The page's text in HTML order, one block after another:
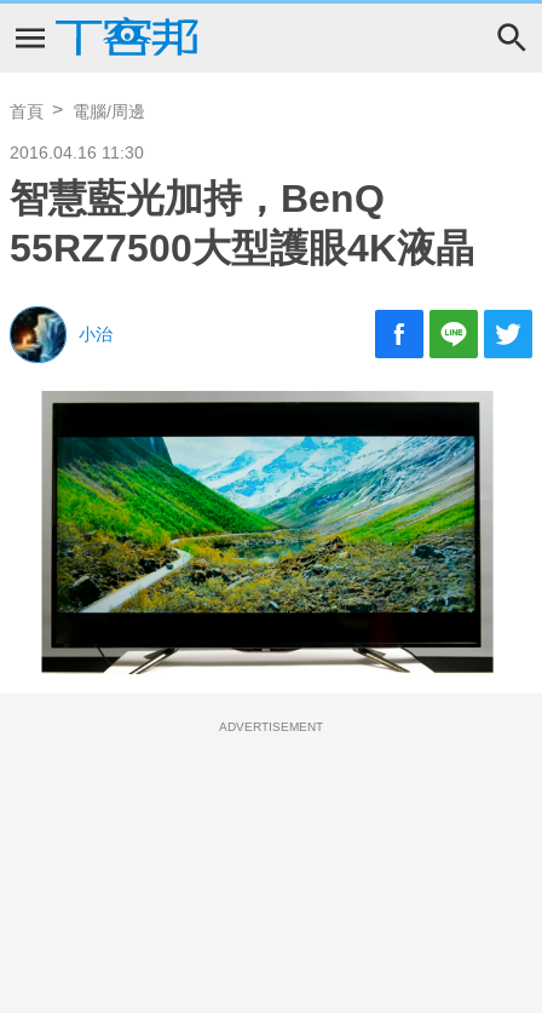
首頁 電腦/周邊
2016.04.16 11:30
智慧藍光加持，BenQ
55RZ7500大型護眼4K液晶
小治
ADVERTISEMENT